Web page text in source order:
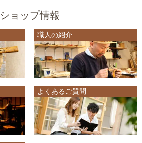
ショップ情報
職人の紹介
よくあるご質問